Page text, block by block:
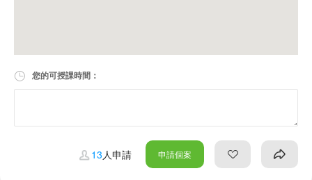
您的可授課時間：
13 人申請 申請個案